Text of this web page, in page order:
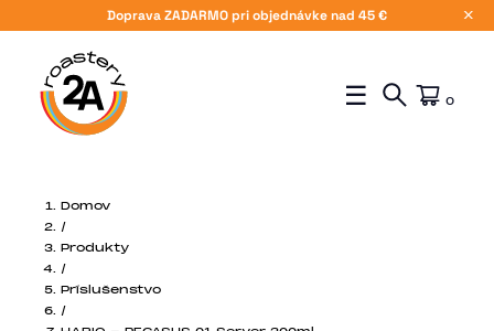
Doprava ZADARMO pri objednávke nad 45 € X
☰ 0
Domov
/
Produkty
/
Príslušenstvo
/